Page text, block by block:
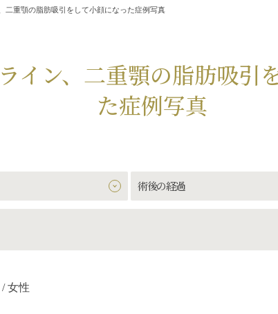
二重顎の脂肪吸引をして小顔になった症例写真
イン、二重顎の脂肪吸引
た症例写真
術後の経過
/ 女性